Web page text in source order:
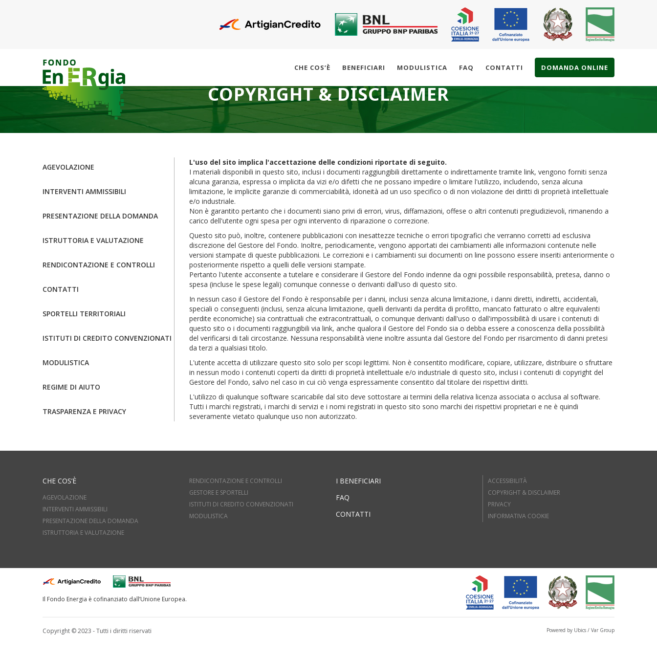
CHE COS’È BENEFICIARI MODULISTICA FAQ CONTATTI DOMANDA ONLINE
COPYRIGHT & DISCLAIMER
AGEVOLAZIONE
INTERVENTI AMMISSIBILI
PRESENTAZIONE DELLA DOMANDA
ISTRUTTORIA E VALUTAZIONE
RENDICONTAZIONE E CONTROLLI
CONTATTI
SPORTELLI TERRITORIALI
ISTITUTI DI CREDITO CONVENZIONATI
MODULISTICA
REGIME DI AIUTO
TRASPARENZA E PRIVACY
L'uso del sito implica l'accettazione delle condizioni riportate di seguito.
I materiali disponibili in questo sito, inclusi i documenti raggiungibili direttamente o indirettamente tramite link, vengono forniti senza
alcuna garanzia, espressa o implicita da vizi e/o difetti che ne possano impedire o limitare l'utilizzo, includendo, senza alcuna
limitazione, le implicite garanzie di commerciabilità, idoneità ad un uso specifico o di non violazione dei diritti di proprietà intellettuale
e/o industriale.
Non è garantito pertanto che i documenti siano privi di errori, virus, diffamazioni, offese o altri contenuti pregiudizievoli, rimanendo a
carico dell'utente ogni spesa per ogni intervento di riparazione o correzione.
Questo sito può, inoltre, contenere pubblicazioni con inesattezze tecniche o errori tipografici che verranno corretti ad esclusiva
discrezione del Gestore del Fondo. Inoltre, periodicamente, vengono apportati dei cambiamenti alle informazioni contenute nelle
versioni stampate di queste pubblicazioni. Le correzioni e i cambiamenti sui documenti on line possono essere inseriti anteriormente o
posteriormente rispetto a quelli delle versioni stampate.
Pertanto l'utente acconsente a tutelare e considerare il Gestore del Fondo indenne da ogni possibile responsabilità, pretesa, danno o
spesa (incluse le spese legali) comunque connesse o derivanti dall'uso di questo sito.
In nessun caso il Gestore del Fondo è responsabile per i danni, inclusi senza alcuna limitazione, i danni diretti, indiretti, accidentali,
speciali o conseguenti (inclusi, senza alcuna limitazione, quelli derivanti da perdita di profitto, mancato fatturato o altre equivalenti
perdite economiche) sia contrattuali che extracontrattuali, o comunque derivanti dall'uso o dall'impossibilità di usare i contenuti di
questo sito o i documenti raggiungibili via link, anche qualora il Gestore del Fondo sia o debba essere a conoscenza della possibilità
del verificarsi di tali circostanze. Nessuna responsabilità viene inoltre assunta dal Gestore del Fondo per risarcimento di danni pretesi
da terzi a qualsiasi titolo.
L'utente accetta di utilizzare questo sito solo per scopi legittimi. Non è consentito modificare, copiare, utilizzare, distribuire o sfruttare
in nessun modo i contenuti coperti da diritti di proprietà intellettuale e/o industriale di questo sito, inclusi i contenuti di copyright del
Gestore del Fondo, salvo nel caso in cui ciò venga espressamente consentito dal titolare dei rispettivi diritti.
L'utilizzo di qualunque software scaricabile dal sito deve sottostare ai termini della relativa licenza associata o acclusa al software.
Tutti i marchi registrati, i marchi di servizi e i nomi registrati in questo sito sono marchi dei rispettivi proprietari e ne è quindi
severamente vietato qualunque uso non autorizzato.
CHE COS’È
AGEVOLAZIONE
INTERVENTI AMMISSIBILI
PRESENTAZIONE DELLA DOMANDA
ISTRUTTORIA E VALUTAZIONE
RENDICONTAZIONE E CONTROLLI
GESTORE E SPORTELLI
ISTITUTI DI CREDITO CONVENZIONATI
MODULISTICA
I BENEFICIARI
FAQ
CONTATTI
ACCESSIBILITÀ
COPYRIGHT & DISCLAIMER
PRIVACY
INFORMATIVA COOKIE
Il Fondo Energia è cofinanziato dall’Unione Europea.
Copyright © 2023 - Tutti i diritti riservati Powered by Ubics / Var Group